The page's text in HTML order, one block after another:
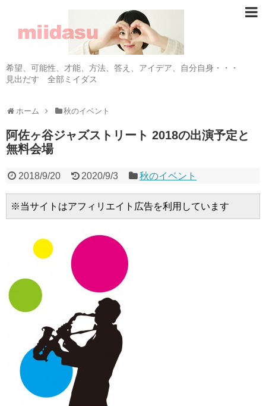
希望、可能性、才能、方法、答え、アイデア、自分自身・・・
見出だす 全部ミイダス
ホーム 秋のイベント
阿佐ヶ谷ジャズストリート 2018の出演予定と
無料会場
2018/9/20 2020/9/3 秋のイベント
※当サイトはアフィリエイト広告を利用しています